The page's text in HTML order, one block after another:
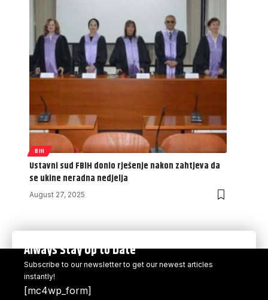
BIH
Ustavni sud FBiH donio rješenje nakon zahtjeva da
se ukine neradna nedjelja
August 27, 2025
Always Stay Up to Date
Subscribe to our newsletter to get our newest articles
instantly!
[mc4wp_form]